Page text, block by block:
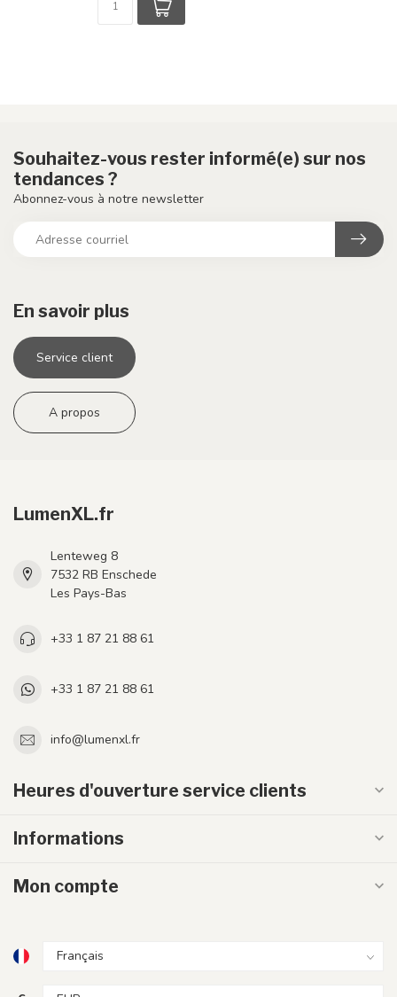
En savoir plus
Service client
A propos
Souhaitez-vous rester informé(e) sur nos
tendances ?
Abonnez-vous à notre newsletter
LumenXL.fr
Lenteweg 8
7532 RB Enschede
Les Pays-Bas
+33 1 87 21 88 61
+33 1 87 21 88 61
info@lumenxl.fr
Heures d'ouverture service clients
Informations
Mon compte